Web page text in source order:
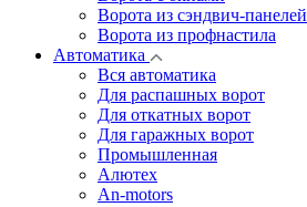
Ворота из сэндвич-панелей
Ворота из профнастила
Автоматика
Вся автоматика
Для распашных ворот
Для откатных ворот
Для гаражных ворот
Промышленная
Алютех
An-motors